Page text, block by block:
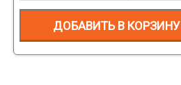
ДОБАВИТЬ В КОРЗИНУ